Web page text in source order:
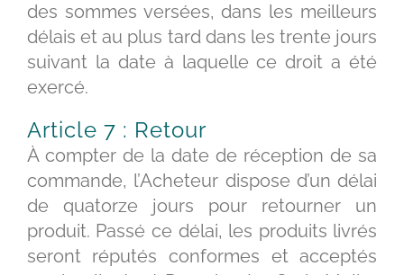
des sommes versées, dans les meilleurs
délais et au plus tard dans les trente jours
suivant la date à laquelle ce droit a été
exercé.
Article 7 : Retour
À compter de la date de réception de sa
commande, l’Acheteur dispose d’un délai
de quatorze jours pour retourner un
produit. Passé ce délai, les produits livrés
seront réputés conformes et acceptés